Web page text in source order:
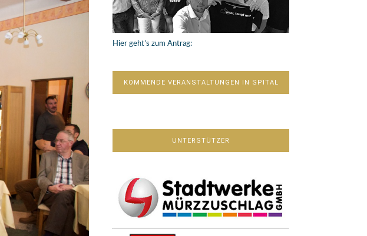
Hier geht’s zum Antrag:
KOMMENDE VERANSTALTUNGEN IN SPITAL
UNTERSTÜTZER